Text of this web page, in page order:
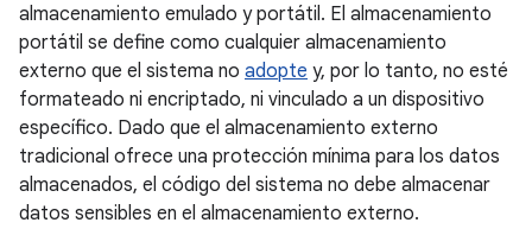
almacenamiento emulado y portátil. El almacenamiento
portátil se define como cualquier almacenamiento
externo que el sistema no adopte y, por lo tanto, no esté
formateado ni encriptado, ni vinculado a un dispositivo
específico. Dado que el almacenamiento externo
tradicional ofrece una protección mínima para los datos
almacenados, el código del sistema no debe almacenar
datos sensibles en el almacenamiento externo.